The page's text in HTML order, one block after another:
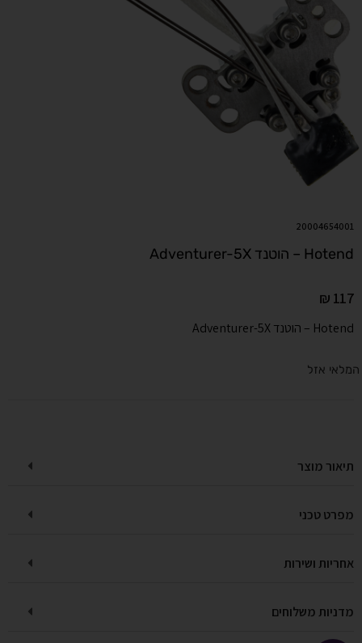
20004654001
Hotend – הוטנד Adventurer-5X
₪ 117
Hotend – הוטנד Adventurer-5X
המלאי אזל
תיאור מוצר
מפרט טכני
אחריות ושירות
מדניות משלוחים